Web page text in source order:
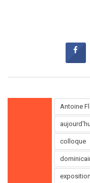
Antoine
colloque